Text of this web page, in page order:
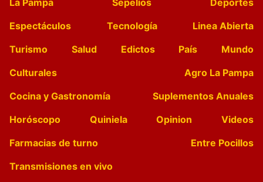
La Pampa Sepelios
Deportes
Espectáculos
Tecnología
Linea Abierta
Turismo
Salud Edictos País
Mundo
Culturales
Agro La Pampa
Cocina y Gastronomía
Suplementos Anuales
Horóscopo
Quiniela Opinion
Videos
Farmacias de turno
Entre Pocillos
Transmisiones en vivo